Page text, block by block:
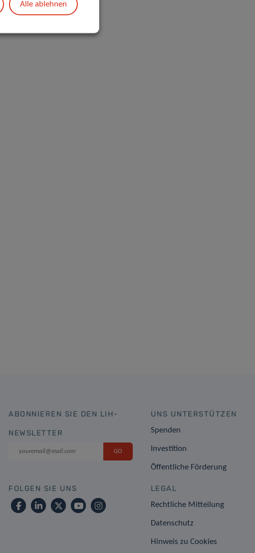
ABONNIEREN SIE DEN LIH-
NEWSLETTER
FOLGEN SIE UNS
UNS UNTERSTÜTZEN
Spenden
Investition
Öffentliche Förderung
LEGAL
Rechtliche Mitteilung
Datenschutz
Hinweis zu Cookies
Alle ablehnen